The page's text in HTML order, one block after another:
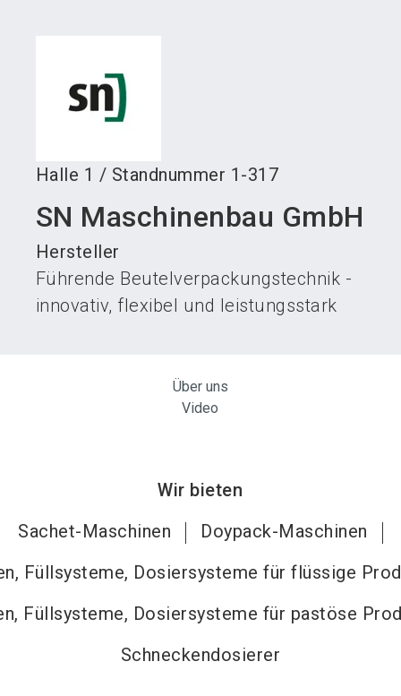
Halle 1 / Standnummer 1-317
SN Maschinenbau GmbH
Hersteller
Führende Beutelverpackungstechnik -
innovativ, flexibel und leistungsstark
Über uns
Video
Wir bieten
Sachet-Maschinen
Doypack-Maschinen
Füllsysteme, Dosiersysteme für flüssige
Füllsysteme, Dosiersysteme für pastöse
Schneckendosierer